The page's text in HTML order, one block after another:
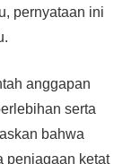
pernyataan ini
anggapan
serta
bahwa
penjagaan ketat